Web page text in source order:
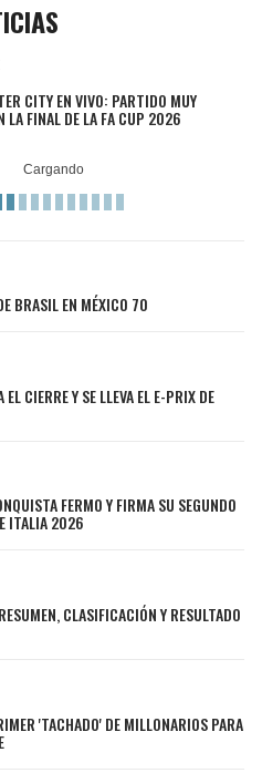
CITY EN VIVO: PARTIDO MUY
LA FINAL DE LA FA CUP 2026
BRASIL EN MÉXICO 70
CIERRE Y SE LLEVA EL E-PRIX DE
FERMO Y FIRMA SU SEGUNDO
ITALIA 2026
CLASIFICACIÓN Y RESULTADO
'TACHADO' DE MILLONARIOS PARA